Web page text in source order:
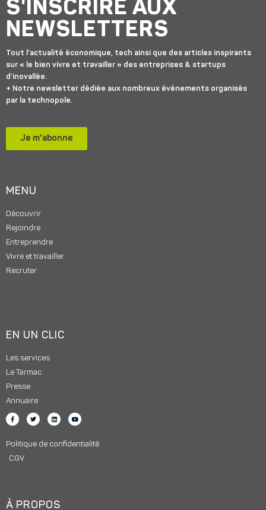
S'INSCRIRE AUX
NEWSLETTERS
Tout l’actualité économique, tech ainsi que des articles inspirants
sur « le bien vivre et travailler » des entreprises & startups
d’inovallée.
+ Notre newsletter dédiée aux nombreux événements organisés
par la technopole.
Je m'abonne
MENU
Découvrir
Rejoindre
Entreprendre
Vivre et travailler
Recruter
EN UN CLIC
Les services
Le Tarmac
Presse
Annuaire
Politique de confidentialité
CGV
À PROPOS